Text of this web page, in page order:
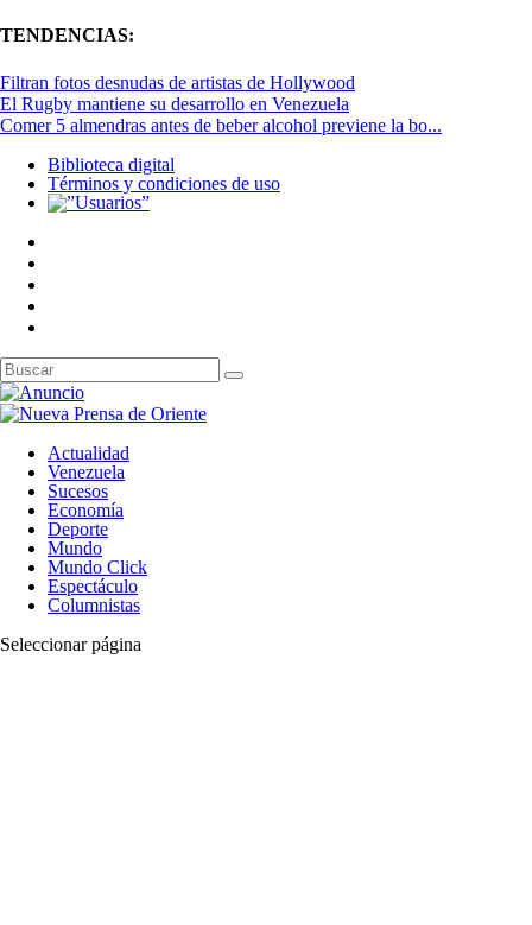
TENDENCIAS:
Filtran fotos desnudas de artistas de Hollywood
El Rugby mantiene su desarrollo en Venezuela
Comer 5 almendras antes de beber alcohol previene la bo...
Biblioteca digital
Términos y condiciones de uso
Actualidad
Venezuela
Sucesos
Economía
Deporte
Mundo
Mundo Click
Espectáculo
Columnistas
Seleccionar página